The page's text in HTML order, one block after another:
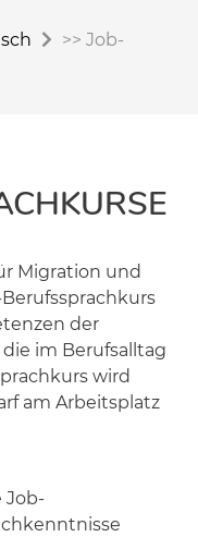
>> Job-
Migration und
der
im Berufsalltag
wird
am Arbeitsplatz
Job-